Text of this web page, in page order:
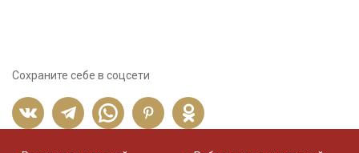
Сохраните себе в соцсети